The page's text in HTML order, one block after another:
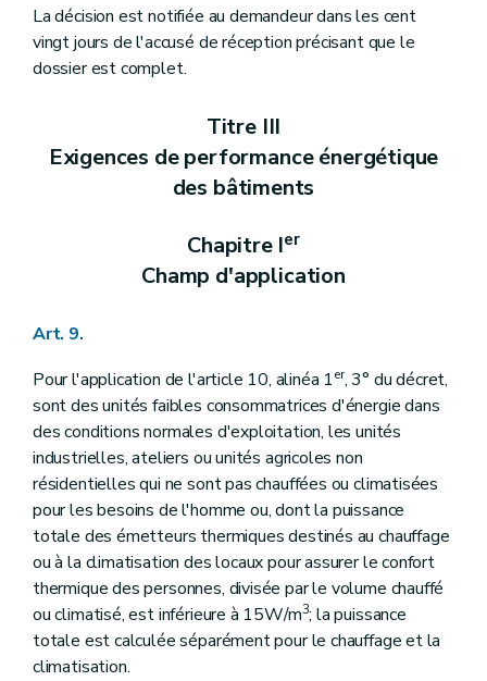
La décision est notifiée au demandeur dans les cent
vingt jours de l'accusé de réception précisant que le
dossier est complet.
Titre III
Exigences de performance énergétique
des bâtiments
Chapitre Ier
Champ d'application
Art. 9.
Pour l'application de l'article 10, alinéa 1er, 3° du décret,
sont des unités faibles consommatrices d'énergie dans
des conditions normales d'exploitation, les unités
industrielles, ateliers ou unités agricoles non
résidentielles qui ne sont pas chauffées ou climatisées
pour les besoins de l'homme ou, dont la puissance
totale des émetteurs thermiques destinés au chauffage
ou à la climatisation des locaux pour assurer le confort
thermique des personnes, divisée par le volume chauffé
ou climatisé, est inférieure à 15W/m3; la puissance
totale est calculée séparément pour le chauffage et la
climatisation.